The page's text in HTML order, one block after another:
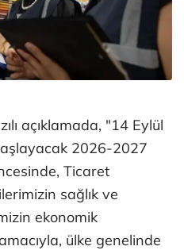
açıklamada, "14 Eylül
2026-2027
Ticaret
sağlık ve
ekonomik
ülke genelinde